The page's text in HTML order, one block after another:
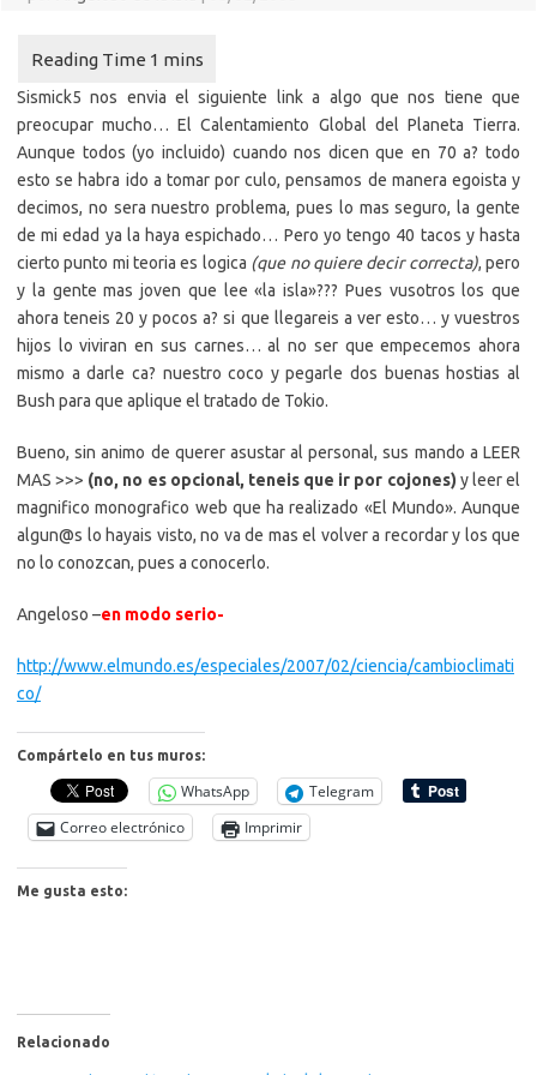
Sismick5 nos envia el siguiente link a algo que nos tiene que
preocupar mucho… El Calentamiento Global del Planeta Tierra.
Aunque todos (yo incluido) cuando nos dicen que en 70 a? todo
esto se habra ido a tomar por culo, pensamos de manera egoista y
decimos, no sera nuestro problema, pues lo mas seguro, la gente
de mi edad ya la haya espichado… Pero yo tengo 40 tacos y hasta
cierto punto mi teoria es logica (que no quiere decir correcta), pero
y la gente mas joven que lee «la isla»??? Pues vusotros los que
ahora teneis 20 y pocos a? si que llegareis a ver esto… y vuestros
hijos lo viviran en sus carnes… al no ser que empecemos ahora
mismo a darle ca? nuestro coco y pegarle dos buenas hostias al
Bush para que aplique el tratado de Tokio.
Bueno, sin animo de querer asustar al personal, sus mando a LEER
MAS >>> (no, no es opcional, teneis que ir por cojones) y leer el
magnifico monografico web que ha realizado «El Mundo». Aunque
algun@s lo hayais visto, no va de mas el volver a recordar y los que
no lo conozcan, pues a conocerlo.
Angeloso –en modo serio-
http://www.elmundo.es/especiales/2007/02/ciencia/cambioclimati
co/
Compártelo en tus muros:
WhatsApp
Telegram
Correo electrónico
Imprimir
Me gusta esto:
Relacionado